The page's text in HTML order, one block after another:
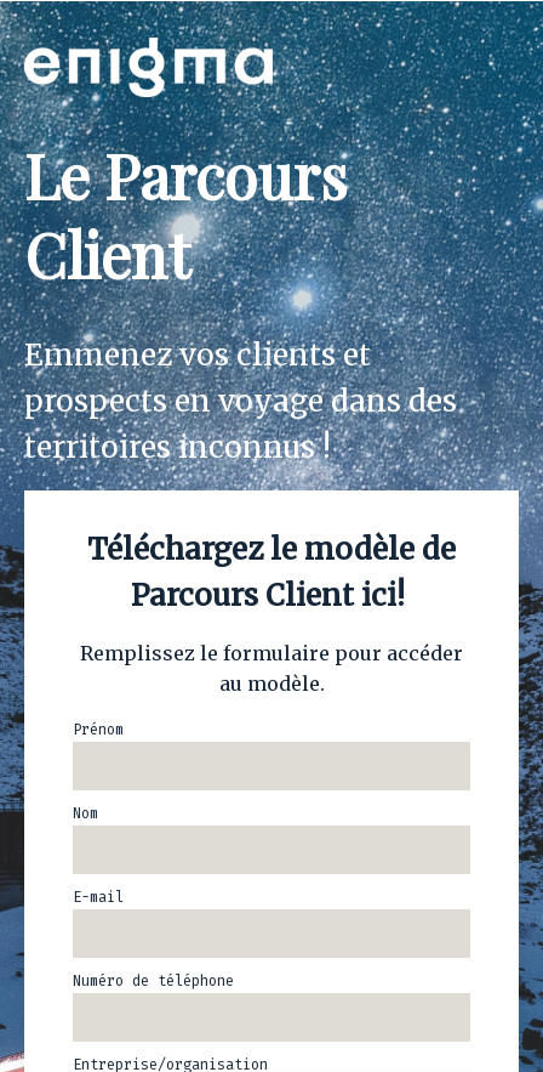
Le Parcours
Client
Emmenez vos clients et
prospects en voyage dans des
territoires inconnus !
Téléchargez le modèle de
Parcours Client ici!
Remplissez le formulaire pour accéder
au modèle.
Prénom
Nom
E-mail
Numéro de téléphone
Entreprise/organisation